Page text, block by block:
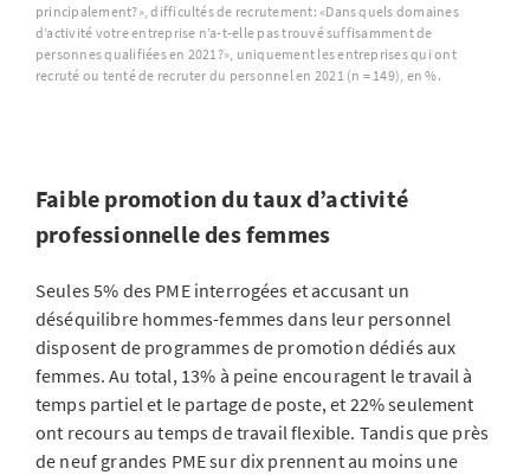
principalement?», difficultés de recrutement: «Dans quels domaines
d’activité votre entreprise n’a-t-elle pas trouvé suffisamment de
personnes qualifiées en 2021?», uniquement les entreprises qui ont
recruté ou tenté de recruter du personnel en 2021 (n = 149), en %.
Faible promotion du taux d’activité
professionnelle des femmes
Seules 5% des PME interrogées et accusant un
déséquilibre hommes-femmes dans leur personnel
disposent de programmes de promotion dédiés aux
femmes. Au total, 13% à peine encouragent le travail à
temps partiel et le partage de poste, et 22% seulement
ont recours au temps de travail flexible. Tandis que près
de neuf grandes PME sur dix prennent au moins une